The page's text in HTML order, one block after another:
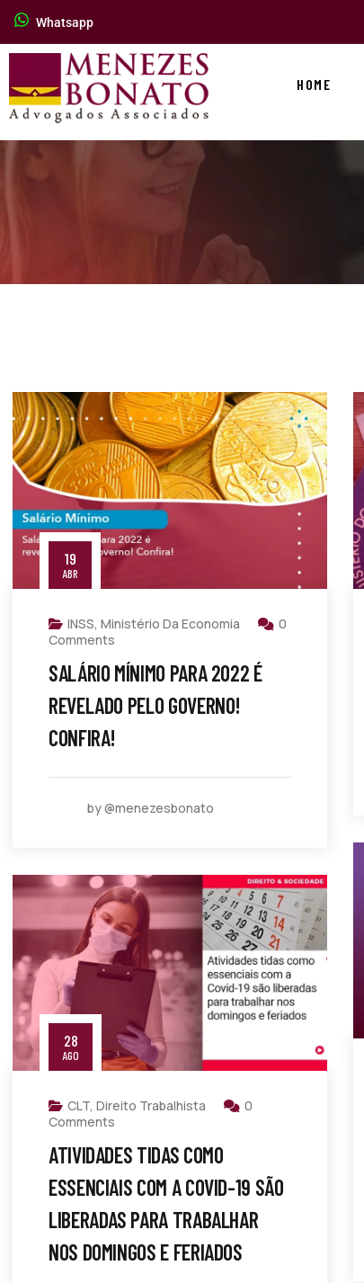
Whatsapp
HOME
19
ABR
INSS, Ministério Da Economia
0
Comments
SALÁRIO MÍNIMO PARA 2022 É
REVELADO PELO GOVERNO!
CONFIRA!
by @menezesbonato
28
AGO
CLT, Direito Trabalhista
0
Comments
ATIVIDADES TIDAS COMO
ESSENCIAIS COM A COVID-19 SÃO
LIBERADAS PARA TRABALHAR
NOS DOMINGOS E FERIADOS